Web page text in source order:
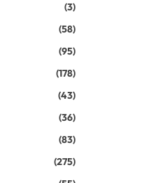
(3)
(58)
(95)
(178)
(43)
(36)
(83)
(275)